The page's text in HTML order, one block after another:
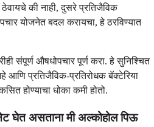
की नाही, दुसरे प्रतिजैविक
योजनेत बदल करायचा, हे ठरविण्यात
संपूर्ण औषधोपचार पूर्ण करा. हे सुनिश्चित
आणि प्रतिजैविक-प्रतिरोधक बॅक्टेरिया
होण्याचा धोका कमी होतो.
घेत असताना मी अल्कोहोल पिऊ